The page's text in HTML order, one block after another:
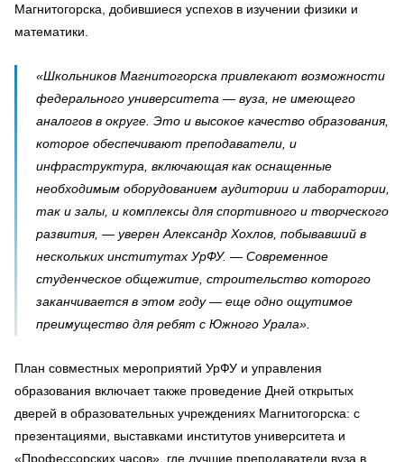
Магнитогорска, добившиеся успехов в изучении физики и
математики.
«Школьников Магнитогорска привлекают возможности
федерального университета — вуза, не имеющего
аналогов в округе. Это и высокое качество образования,
которое обеспечивают преподаватели, и
инфраструктура, включающая как оснащенные
необходимым оборудованием аудитории и лаборатории,
так и залы, и комплексы для спортивного и творческого
развития, — уверен Александр Хохлов, побывавший в
нескольких институтах УрФУ. — Современное
студенческое общежитие, строительство которого
заканчивается в этом году — еще одно ощутимое
преимущество для ребят с Южного Урала».
План совместных мероприятий УрФУ и управления
образования включает также проведение Дней открытых
дверей в образовательных учреждениях Магнитогорска: с
презентациями, выставками институтов университета и
«Профессорских часов», где лучшие преподаватели вуза в